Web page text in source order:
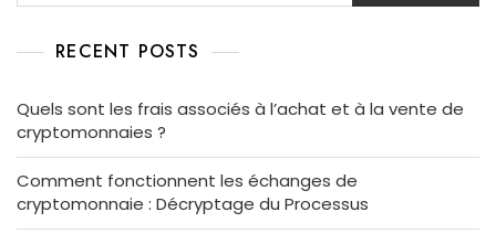
RECENT POSTS
Quels sont les frais associés à l’achat et à la vente de
cryptomonnaies ?
Comment fonctionnent les échanges de
cryptomonnaie : Décryptage du Processus